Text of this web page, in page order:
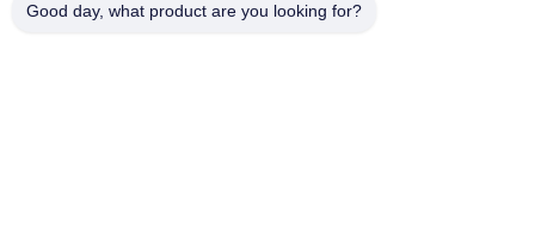
Good day, what product are you looking for?